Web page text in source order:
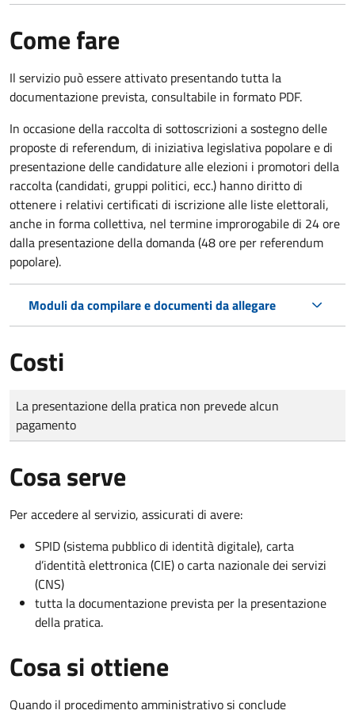
Come fare
Il servizio può essere attivato presentando tutta la
documentazione prevista, consultabile in formato PDF.
In occasione della raccolta di sottoscrizioni a sostegno delle
proposte di referendum, di iniziativa legislativa popolare e di
presentazione delle candidature alle elezioni i promotori della
raccolta (candidati, gruppi politici, ecc.) hanno diritto di
ottenere i relativi certificati di iscrizione alle liste elettorali,
anche in forma collettiva, nel termine improrogabile di 24 ore
dalla presentazione della domanda (48 ore per referendum
popolare).
Moduli da compilare e documenti da allegare
Costi
Tipo di pagamento
Importo
La presentazione della pratica non prevede alcun
pagamento
Cosa serve
Per accedere al servizio, assicurati di avere:
SPID (sistema pubblico di identità digitale), carta
d’identità elettronica (CIE) o carta nazionale dei servizi
(CNS)
tutta la documentazione prevista per la presentazione
della pratica.
Cosa si ottiene
Quando il procedimento amministrativo si conclude